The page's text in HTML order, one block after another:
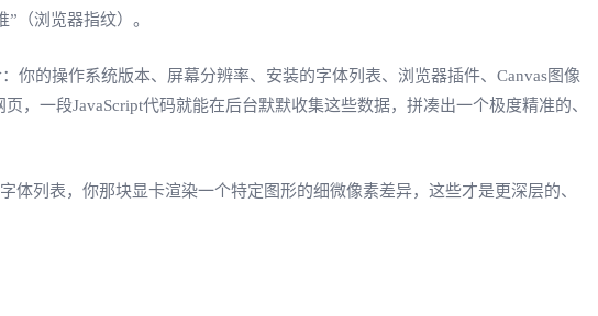
（浏览器指纹）。
的操作系统版本、屏幕分辨率、安装的字体列表、浏览器插件、Canvas图像
，一段JavaScript代码就能在后台默默收集这些数据，拼凑出一个极度精准的、
列表，你那块显卡渲染一个特定图形的细微像素差异，这些才是更深层的、